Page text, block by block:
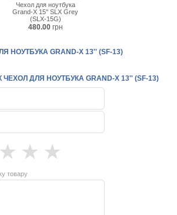
Чехол для ноутбука
Grand-X 15'' SLX Grey
(SLX-15G)
480.00 грн
НОУТБУКА GRAND-X 13'' (SF-13)
ДЛЯ НОУТБУКА GRAND-X 13'' (SF-13)
★
★
★
товару